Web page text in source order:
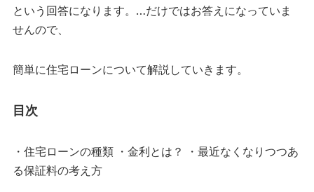
という回答になります。…だけではお答えになっていま
せんので、
簡単に住宅ローンについて解説していきます。
目次
・住宅ローンの種類 ・金利とは？ ・最近なくなりつつあ
る保証料の考え方